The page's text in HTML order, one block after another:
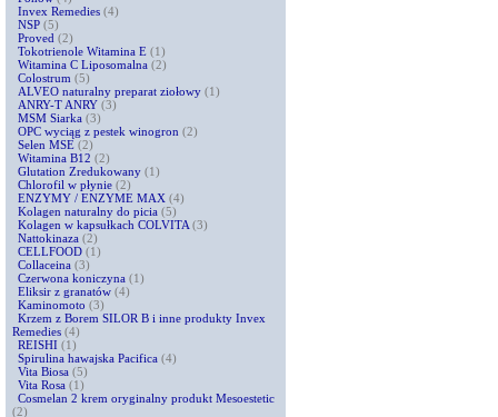
Invex Remedies (4)
NSP (5)
Proved (2)
Tokotrienole Witamina E (1)
Witamina C Liposomalna (2)
Colostrum (5)
ALVEO naturalny preparat ziołowy (1)
ANRY-T ANRY (3)
MSM Siarka (3)
OPC wyciąg z pestek winogron (2)
Selen MSE (2)
Witamina B12 (2)
Glutation Zredukowany (1)
Chlorofil w płynie (2)
ENZYMY / ENZYME MAX (4)
Kolagen naturalny do picia (5)
Kolagen w kapsułkach COLVITA (3)
Nattokinaza (2)
CELLFOOD (1)
Collaceina (3)
Czerwona koniczyna (1)
Eliksir z granatów (4)
Kaminomoto (3)
Krzem z Borem SILOR B i inne produkty Invex
Remedies (4)
REISHI (1)
Spirulina hawajska Pacifica (4)
Vita Biosa (5)
Vita Rosa (1)
Cosmelan 2 krem oryginalny produkt Mesoestetic
(2)